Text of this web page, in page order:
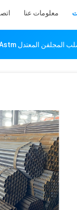
معلومات عنا